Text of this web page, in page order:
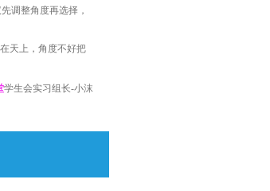
调整角度再选择，
天上，角度不好把
学生会实习组长-小沫